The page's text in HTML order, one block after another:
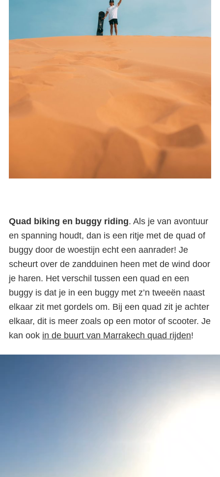
Quad biking en buggy riding. Als je van avontuur
en spanning houdt, dan is een ritje met de quad of
buggy door de woestijn echt een aanrader! Je
scheurt over de zandduinen heen met de wind door
je haren. Het verschil tussen een quad en een
buggy is dat je in een buggy met z’n tweeën naast
elkaar zit met gordels om. Bij een quad zit je achter
elkaar, dit is meer zoals op een motor of scooter. Je
kan ook in de buurt van Marrakech quad rijden!